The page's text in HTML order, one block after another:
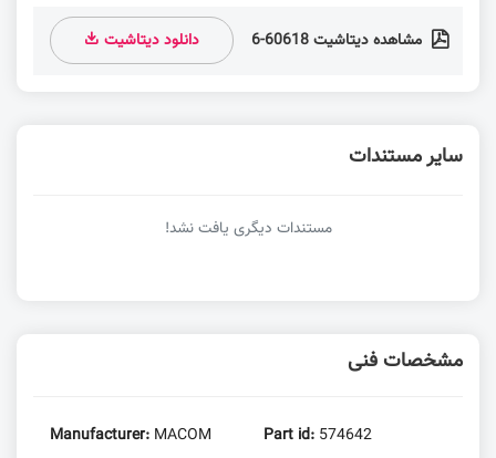
مشاهده دیتاشیت 60618-6 دانلود دیتاشیت
سایر مستندات
مستندات دیگری یافت نشد!
مشخصات فنی
Manufacturer: MACOM Part id: 574642